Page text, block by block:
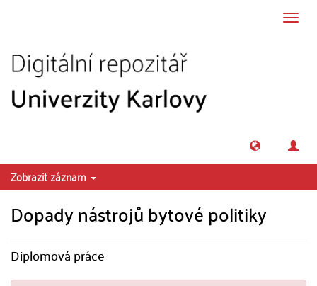
Zobrazit záznam
Dopady nástrojů bytové politiky
Diplomová práce